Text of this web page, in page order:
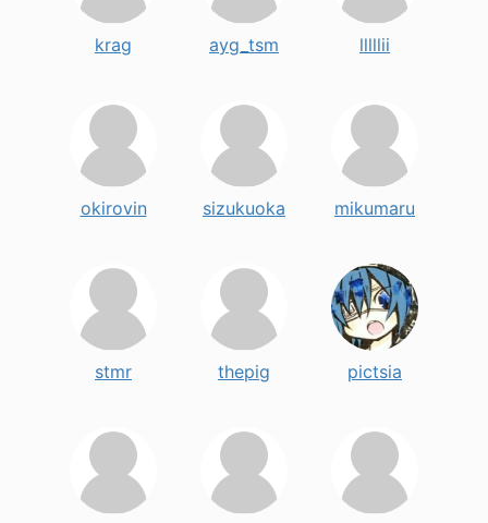
krag ayg_tsm lllllii
okirovin sizukuoka mikumaru
stmr thepig pictsia